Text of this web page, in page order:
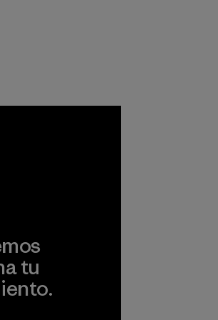
tu